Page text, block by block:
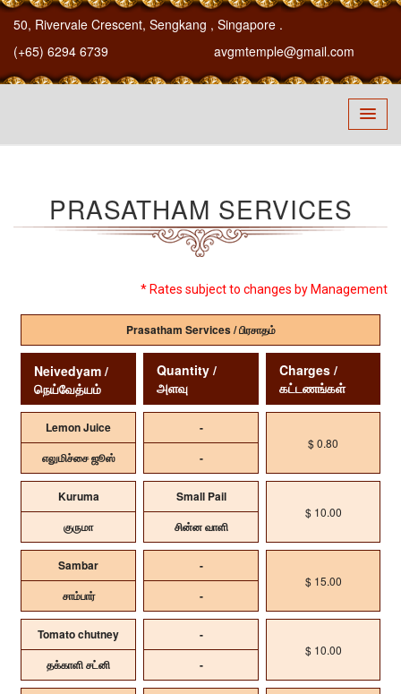
50, Rivervale Crescent, Sengkang , Singapore .
(+65) 6294 6739
avgmtemple@gmail.com
PRASATHAM SERVICES
* Rates subject to changes by Management
Prasatham Services / பிரசாதம்
Neivedyam /
நெய்வேத்யம்
Quantity /
அளவு
Charges /
கட்டணங்கள்
Lemon Juice
எலுமிச்சை ஜூஸ்
-
-
$ 0.80
Kuruma
குருமா
Small Pail
சின்ன வாளி
$ 10.00
Sambar
சாம்பார்
-
-
$ 15.00
Tomato chutney
தக்காளி சட்னி
-
-
$ 10.00